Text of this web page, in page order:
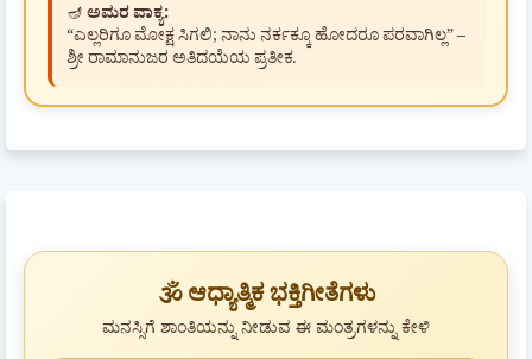
🪔ಅಮರ ವಾಕ್ಯ:
“ಎಲ್ಲರಿಗೂ ಮೋಕ್ಷ ಸಿಗಲಿ; ನಾನು ನರ್ಕಕ್ಕೂ ಹೋದರೂ ಪರವಾಗಿಲ್ಲ” –
ಶ್ರೀ ರಾಮಾನುಜರ ಅತಿದಯೆಯ ಪ್ರತೀಕ.
🕉️ ಆಧ್ಯಾತ್ಮಿಕ ಭಕ್ತಿಗೀತೆಗಳು
ಮನಸ್ಸಿಗೆ ಶಾಂತಿಯನ್ನು ನೀಡುವ ಈ ಮಂತ್ರಗಳನ್ನು ಕೇಳಿ